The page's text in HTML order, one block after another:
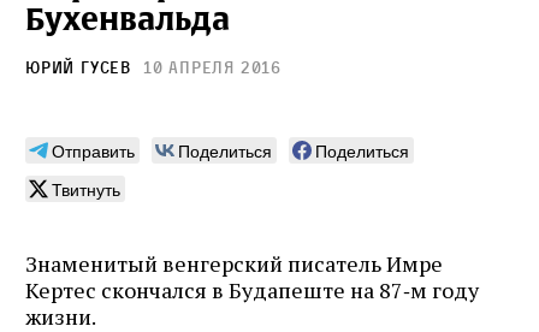
Бухенвальда
Юрий Гусев 10 апреля 2016
Отправить Поделиться
Поделиться
Твитнуть
Знаменитый венгерский писатель Имре
Кертес скончался в Будапеште на 87‑м году
жизни.